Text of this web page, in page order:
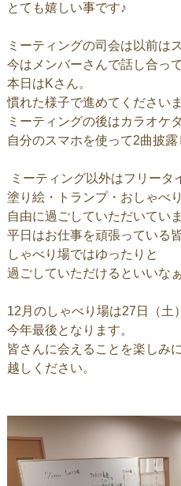
とても嬉しい事です♪
ミーティングの司会は以前は
今はメンバーさんで話し合っ
本日はKさん。
慣れた様子で進めてくださいま
ミーティングの後はカラオケ
自分のスマホを使って2曲披露
ミーティング以外はフリータ
塗り絵・トランプ・おしゃべり
自由に過ごしていただいていま
平日はお仕事を頑張っている皆
しゃべり場ではゆったりと
過ごしていただけるといいな
12月のしゃべり場は27日（土
今年最後となります。
皆さんに会えることを楽しみ
越しください。